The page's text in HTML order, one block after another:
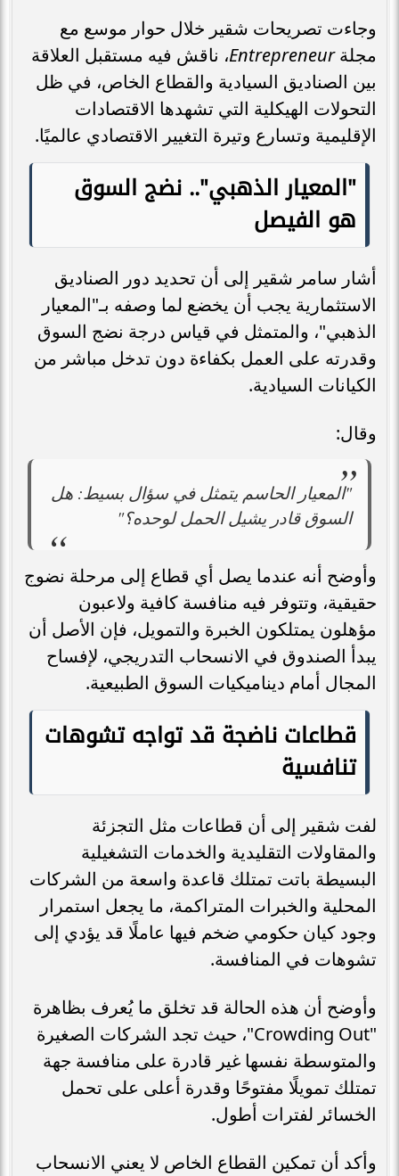
وجاءت تصريحات شقير خلال حوار موسع مع
مجلةEntrepreneur، ناقش فيه مستقبل العلاقة
بين الصناديق السيادية والقطاع الخاص، في ظل
التحولات الهيكلية التي تشهدها الاقتصادات
الإقليمية وتسارع وتيرة التغيير الاقتصادي عالميًا.
"المعيار الذهبي".. نضج السوق
هو الفيصل
أشار سامر شقير إلى أن تحديد دور الصناديق
الاستثمارية يجب أن يخضع لما وصفه بـ"المعيار
الذهبي"، والمتمثل في قياس درجة نضج السوق
وقدرته على العمل بكفاءة دون تدخل مباشر من
الكيانات السيادية.
وقال:
"المعيار الحاسم يتمثل في سؤال بسيط: هل
السوق قادر يشيل الحمل لوحده؟"
وأوضح أنه عندما يصل أي قطاع إلى مرحلة نضوج
حقيقية، وتتوفر فيه منافسة كافية ولاعبون
مؤهلون يمتلكون الخبرة والتمويل، فإن الأصل أن
يبدأ الصندوق في الانسحاب التدريجي، لإفساح
المجال أمام ديناميكيات السوق الطبيعية.
قطاعات ناضجة قد تواجه تشوهات
تنافسية
لفت شقير إلى أن قطاعات مثل التجزئة
والمقاولات التقليدية والخدمات التشغيلية
البسيطة باتت تمتلك قاعدة واسعة من الشركات
المحلية والخبرات المتراكمة، ما يجعل استمرار
وجود كيان حكومي ضخم فيها عاملًا قد يؤدي إلى
تشوهات في المنافسة.
وأوضح أن هذه الحالة قد تخلق ما يُعرف بظاهرة
"Crowding Out"، حيث تجد الشركات الصغيرة
والمتوسطة نفسها غير قادرة على منافسة جهة
تمتلك تمويلًا مفتوحًا وقدرة أعلى على تحمل
الخسائر لفترات أطول.
وأكد أن تمكين القطاع الخاص لا يعني الانسحاب